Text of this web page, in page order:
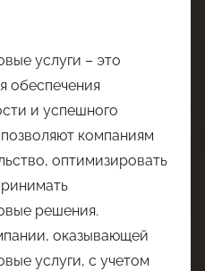
услуги – это
обеспечения
и успешного
компаниям
оптимизировать
решения.
оказывающей
услуги, с учетом